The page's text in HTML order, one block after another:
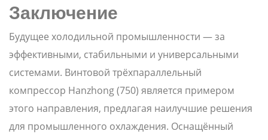
Заключение
Будущее холодильной промышленности — за
эффективными, стабильными и универсальными
системами. Винтовой трёхпараллельный
компрессор Hanzhong (750) является примером
этого направления, предлагая наилучшие решения
для промышленного охлаждения. Оснащённый